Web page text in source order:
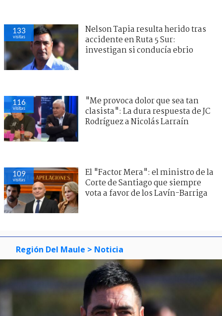
133
visitas
Nelson Tapia resulta herido tras
accidente en Ruta 5 Sur:
investigan si conducía ebrio
116
visitas
"Me provoca dolor que sea tan
clasista": La dura respuesta de JC
Rodríguez a Nicolás Larraín
109
visitas
El "Factor Mera": el ministro de la
Corte de Santiago que siempre
vota a favor de los Lavín-Barriga
Región Del Maule > Noticia